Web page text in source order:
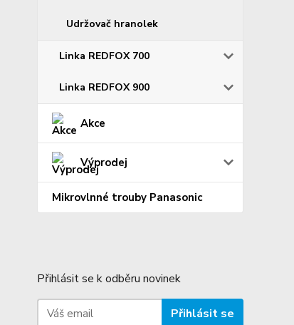
Udržovač hranolek
Linka REDFOX 700
Linka REDFOX 900
Akce
Výprodej
Mikrovlnné trouby Panasonic
Přihlásit se k odběru novinek
Přihlásit se